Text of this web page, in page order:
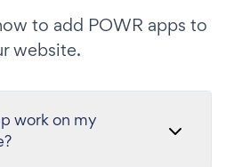
to add POWR apps to
website.
work on my